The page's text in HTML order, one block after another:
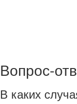
Вопрос-
В каких